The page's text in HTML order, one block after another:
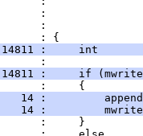
:
:
: {
:     int
:
:     if
:     {
14 :
14 :
:     }